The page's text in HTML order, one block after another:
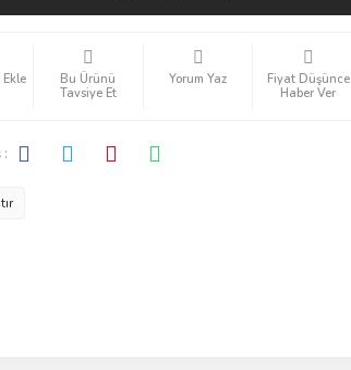
Bu Ürünü
Tavsiye Et
Yorum Yaz
Fiyat Düşünce
Haber Ver
: